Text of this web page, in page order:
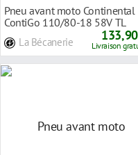
Pneu avant moto Continental
ContiGo 110/80-18 58V TL
La Bécanerie Livraison